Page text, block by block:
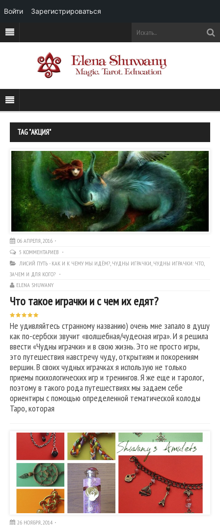
TAG "АКЦИЯ"
06 АПРЕЛЯ, 2016
5 КОММЕНТАРИЕВ
ЛИСИЙ ПУТЬ - КАК И К ЧЕМУ МЫ ИДЁМ?, ЧУДНЫ ИГРАЧКИ, ЧУДНЫ ИГРАЧКИ: ЧТО,
ЗАЧЕМ И ДЛЯ КОГО?
ELENA SHUWANY
Что такое играчки и с чем их едят?
Не удивляйтесь странному названию) очень мне запало в душу
как по-сербски звучит «волшебная/чудесная игра». И я решила
ввести «Чудны играчки» и в свою жизнь. Это не просто игры,
это путешествия навстречу чуду, открытиям и покорениям
вершин. В своих чудных играчках я использую не только
приемы психологических игр и тренингов. Я же еще и таролог,
поэтому в такого рода путешествиях мы задаем себе
ориентиры с помощью определенной тематической колоды
Таро, которая
26 НОЯБРЯ, 2014
Войти Зарегистрироваться